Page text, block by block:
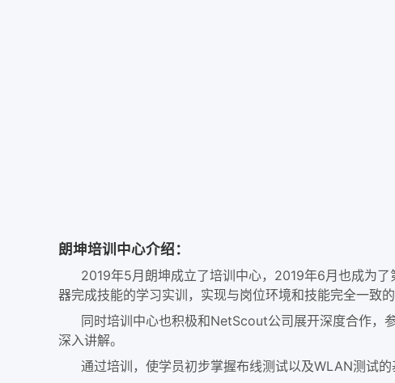
朗坤培训中心介绍：
2019年5月朗坤成立了培训中心，2019年6月也成为了
器完成技能的学习实训，实现与岗位环境和技能完全一致的
同时培训中心也积极和NetScout公司展开深度合作，
深入讲解。
通过培训，使学员初步掌握布线测试以及WLAN测试